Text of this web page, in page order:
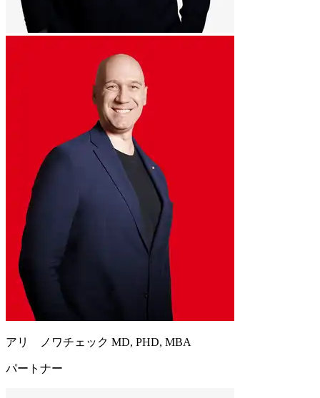
アリ ノワチェック MD, PHD, MBA
パートナー